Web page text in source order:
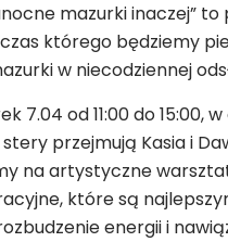
mazurki inaczej” to
którego będziemy
w niecodziennej
7.04 od 11:00 do 15:00,
przejmują Kasia i
na artystyczne
które są
energii i